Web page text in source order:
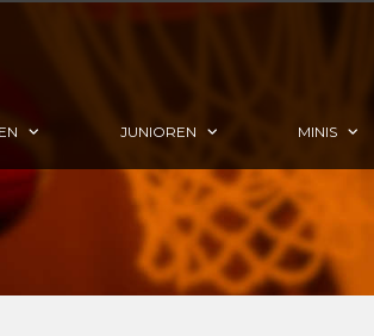
JUNIOREN MINIS